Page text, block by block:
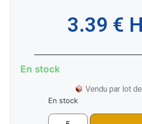
3.39 €
En stock
Vendu par lot
En stock